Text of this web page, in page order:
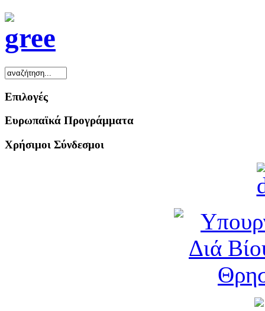
Επιλογές
Ευρωπαϊκά Προγράμματα
Χρήσιμοι Σύνδεσμοι